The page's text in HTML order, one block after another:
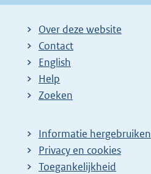
Over deze website
Contact
English
Help
Zoeken
Informatie hergebruiken
Privacy en cookies
Toegankelijkheid